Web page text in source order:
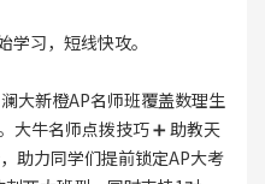
习，短线快攻。
大新橙AP名师班覆盖数理生
大牛名师点拨技巧 ➕ 助教天
助力同学们提前锁定AP大考